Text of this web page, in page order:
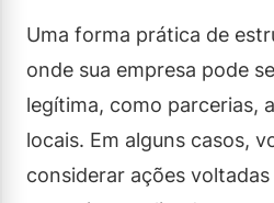
Uma forma prática de
onde sua empresa pode
legítima, como parcerias,
locais. Em alguns casos,
considerar ações